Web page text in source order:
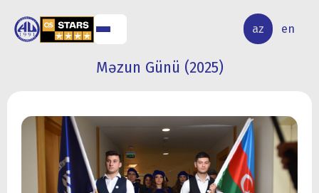
az en
ELMİ
TƏDQİQAT
Məzun Günü (2025)